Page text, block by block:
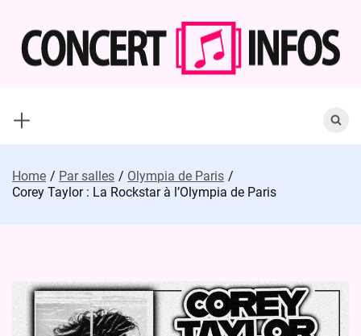
content
for:
Home Par salles
Olympia de Paris
Corey Taylor : La Rockstar à l’Olympia de Paris